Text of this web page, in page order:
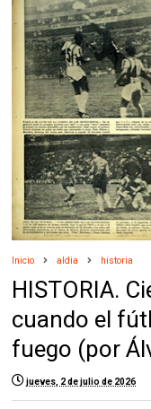
Inicio aldia historia
HISTORIA.
cuando el
fuego (por
jueves, 2 de julio de 2026